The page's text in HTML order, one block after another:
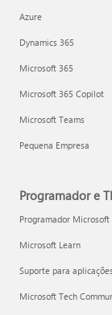
Azure
Dynamics 365
Microsoft 365
Microsoft 365 Copilot
Microsoft Teams
Pequena Empresa
Programador e TI
Programador Microsoft
Microsoft Learn
Suporte para
Microsoft Tech